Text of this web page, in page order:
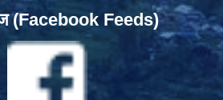
(Facebook Feeds)